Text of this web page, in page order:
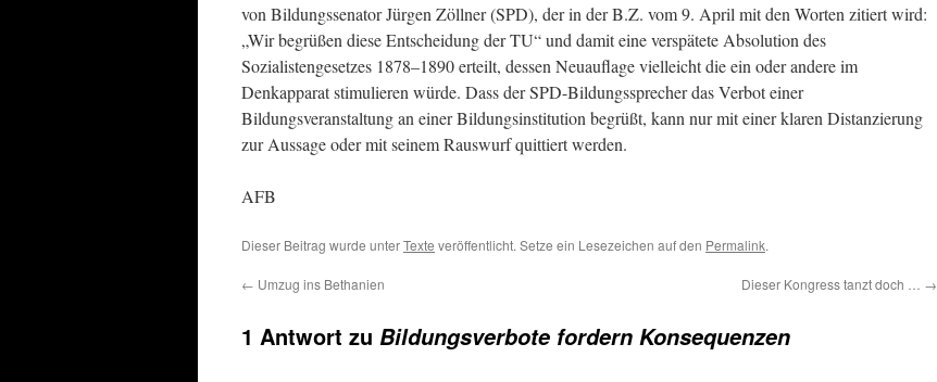
von Bildungssenator Jürgen Zöllner (SPD), der in der B.Z. vom 9. April mit den Worten zitiert wird:
„Wir begrüßen diese Entscheidung der TU“ und damit eine verspätete Absolution des
Sozialistengesetzes 1878–1890 erteilt, dessen Neuauflage vielleicht die ein oder andere im
Denkapparat stimulieren würde. Dass der SPD-Bildungssprecher das Verbot einer
Bildungsveranstaltung an einer Bildungsinstitution begrüßt, kann nur mit einer klaren Distanzierung
zur Aussage oder mit seinem Rauswurf quittiert werden.
AFB
Dieser Beitrag wurde unterTexte veröffentlicht. Setze ein Lesezeichen auf den Permalink.
← Umzug ins Bethanien Dieser Kongress tanzt doch … →
1 Antwort zu Bildungsverbote fordern Konsequenzen